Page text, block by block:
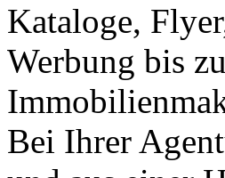
Kataloge,
Werbung bis
Bei Ihrer